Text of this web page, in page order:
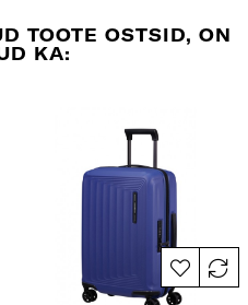
TOOTE OSTSID, ON
KA: